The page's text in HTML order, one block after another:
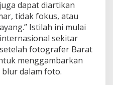
dapat diartikan
tidak fokus, atau
Istilah ini mulai
sekitar
fotografer Barat
menggambarkan
dalam foto.